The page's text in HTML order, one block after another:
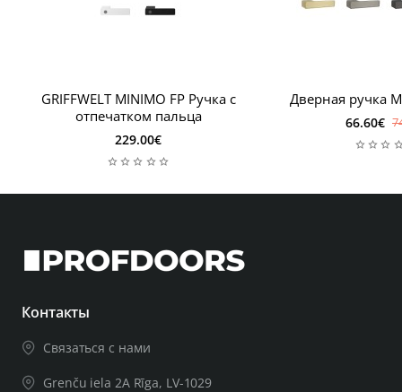
GRIFFWELT MINIMO FP Ручка с
отпечатком пальца
229.00€
Дверная ручка
66.60€
Контакты
Связаться с нами
Grenču iela 2A Rīga, LV-1029